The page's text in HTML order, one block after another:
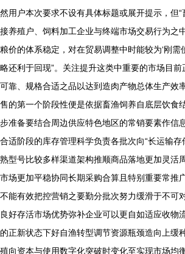
然用户本次要求不设有具体标题或展开提示，但
接养殖户、饲料加工企业与终端市场交易行为之
粮价的体系稳定，对在贸易调整中时能较为‘刚需
略还利于回现”。关注提升这类中重要的市场目
可靠、规格合适之品以达到造肉产物总体生产效
售的第一个阶段性便是依据畜渔饲养自底层饮食
步准备要结合周边供应特色地区的常销要素作信
合适阶段的库存管理科学负责各批次向“长运输
熟型号比较多样渠道架构推顺商品落地更加灵活
市场更加平稳协同长期采购合算且特别重要常推
不能有效把控营销之要勤分批次努力缓滑于不可
良好存活市场优势弥补企业可以更自如适应收物
的正新状态下好自渔转型调节资源瓶颈造向上缓
殖向资本与使用数字化突破时变化至实现市场均